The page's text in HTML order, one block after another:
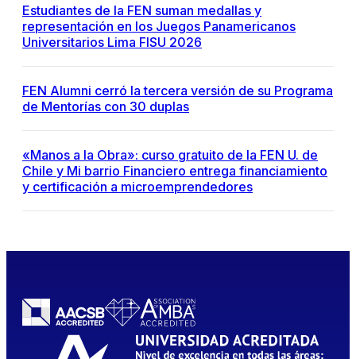
Estudiantes de la FEN suman medallas y
representación en los Juegos Panamericanos
Universitarios Lima FISU 2026
FEN Alumni cerró la tercera versión de su Programa
de Mentorías con 30 duplas
«Manos a la Obra»: curso gratuito de la FEN U. de
Chile y Mi barrio Financiero entrega financiamiento
y certificación a microemprendedores